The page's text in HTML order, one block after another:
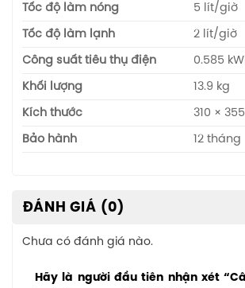
Tốc độ làm nóng 5 lít/giờ
Tốc độ làm lạnh 2 lít/giờ
Công suất tiêu thụ điện 0.585
Khối lượng 13.9 kg
Kích thước 310 ×
Bảo hành 12 tháng
ĐÁNH GIÁ (0)
Chưa có đánh giá nào.
Hãy là người đầu tiên nhận xét